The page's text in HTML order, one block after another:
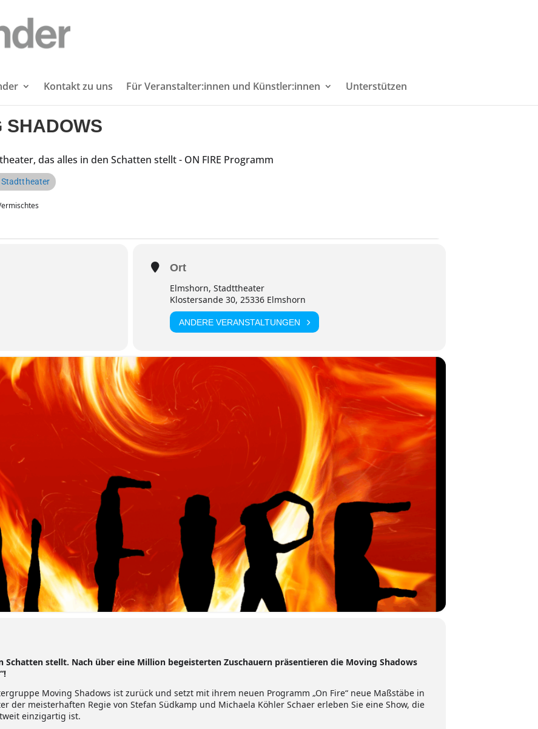
Kontakt zu uns Für Veranstalter:innen und Künstler:innen Unterstützen
SHADOWS
das alles in den Schatten stellt - ON FIRE Programm
Stadttheater
Ort
Elmshorn, Stadttheater
Klostersande 30, 25336 Elmshorn
ANDERE VERANSTALTUNGEN
Schatten stellt. Nach über eine Million begeisterten Zuschauern präsentieren die Moving Shadows
Moving Shadows ist zurück und setzt mit ihrem neuen Programm „On Fire“ neue Maßstäbe in
der meisterhaften Regie von Stefan Südkamp und Michaela Köhler Schaer erleben Sie eine Show, die
einzigartig ist.